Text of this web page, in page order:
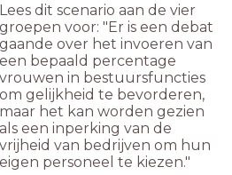
Lees dit scenario aan de vier
groepen voor: "Er is een debat
gaande over het invoeren van
een bepaald percentage
vrouwen in bestuursfuncties
om gelijkheid te bevorderen,
maar het kan worden gezien
als een inperking van de
vrijheid van bedrijven om hun
eigen personeel te kiezen."